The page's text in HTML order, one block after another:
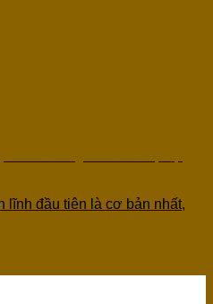
lĩnh đầu tiên là cơ bản nhất,